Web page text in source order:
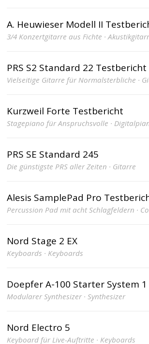
A. Heuwieser Modell II
3/4 Konzertgitarre aus Fichte ·
PRS S2 Standard 22 Testbericht
Vielseitige Gitarre für Normalsterbliche ·
Kurzweil Forte Testbericht
Stagepiano für Anspruchsvolle ·
PRS SE Standard 245
Die günstigste PRS aller Zeiten · Gitarre
Alesis SamplePad Pro
Percussion Pad mit acht Schlagfeldern ·
Nord Stage 2 EX
Keyboards · Keyboards
Doepfer A-100 Starter System 1
Modularer Synthesizer · Synthesizer
Nord Electro 5
Keyboard für Live-Auftritte · Keyboards